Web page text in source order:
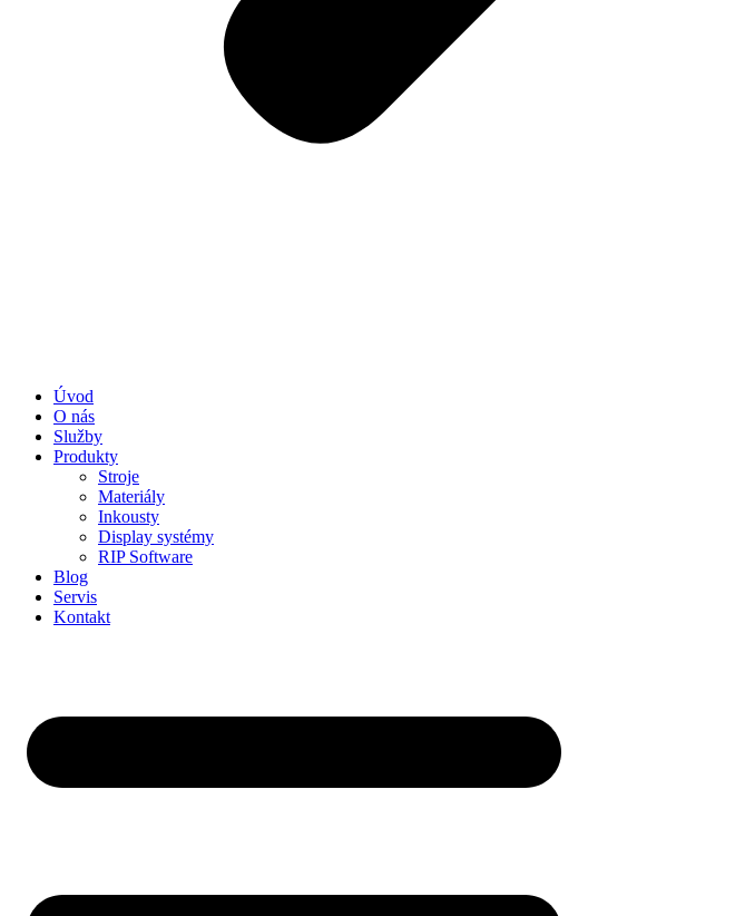
Úvod
O nás
Služby
Produkty
Stroje
Materiály
Inkousty
Display systémy
RIP Software
Blog
Servis
Kontakt